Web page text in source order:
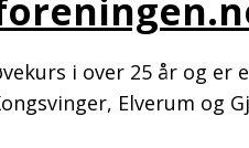
i over 25 år og
Elverum og